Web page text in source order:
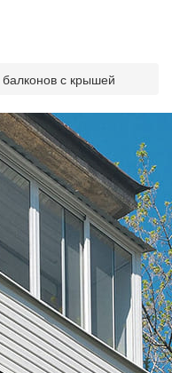
с крышей